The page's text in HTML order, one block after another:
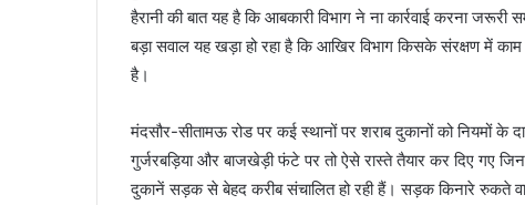
हैरानी की बात यह है कि आबकारी विभाग ने ना कार्रवाई करना
बड़ा सवाल यह खड़ा हो रहा है कि आखिर विभाग किसके संरक्षण में
है।
मंदसौर-सीतामऊ रोड पर कई स्थानों पर शराब दुकानों को नियमों
गुर्जरबड़िया और बाजखेड़ी फंटे पर तो ऐसे रास्ते तैयार कर दिए गए
दुकानें सड़क से बेहद करीब संचालित हो रही हैं। सड़क किनारे रुकते